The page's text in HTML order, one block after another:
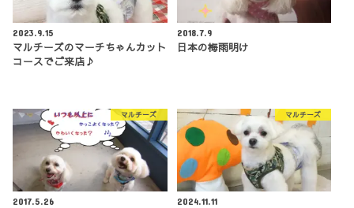
2023.9.15
マルチーズのマーチちゃんカット
コースでご来店♪
2018.7.9
日本の梅雨明け
マルチーズ
2017.5.26
マルチーズ
2024.11.11